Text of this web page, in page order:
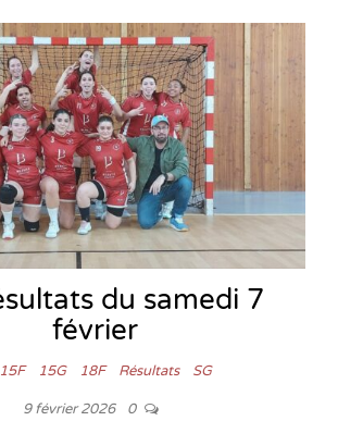
du samedi 7
février
15F 15G 18F Résultats SG
9 février 2026 0